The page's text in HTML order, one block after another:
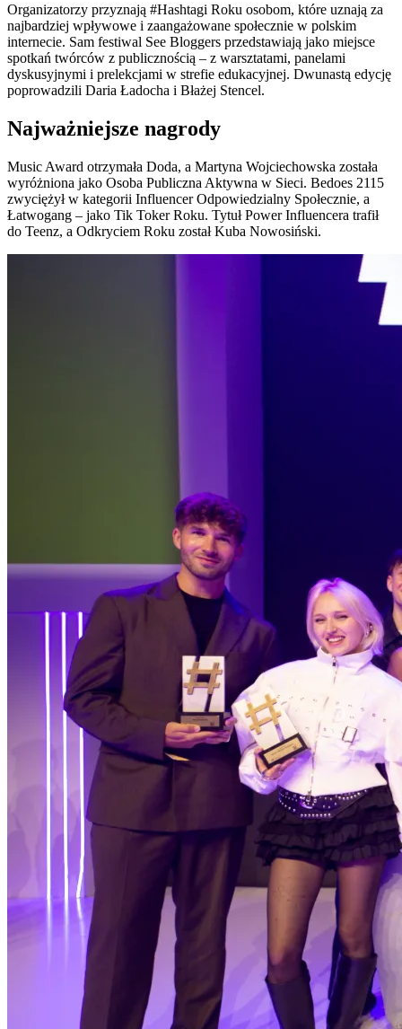
Organizatorzy przyznają #Hashtagi Roku osobom, które uznają za
najbardziej wpływowe i zaangażowane społecznie w polskim
internecie. Sam festiwal See Bloggers przedstawiają jako miejsce
spotkań twórców z publicznością – z warsztatami, panelami
dyskusyjnymi i prelekcjami w strefie edukacyjnej. Dwunastą edycję
poprowadzili Daria Ładocha i Błażej Stencel.
Najważniejsze nagrody
Music Award otrzymała Doda, a Martyna Wojciechowska została
wyróżniona jako Osoba Publiczna Aktywna w Sieci. Bedoes 2115
zwyciężył w kategorii Influencer Odpowiedzialny Społecznie, a
Łatwogang – jako Tik Toker Roku. Tytuł Power Influencera trafił
do Teenz, a Odkryciem Roku został Kuba Nowosiński.